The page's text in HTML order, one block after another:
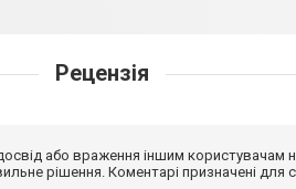
Рецензія
або враження іншим
рішення. Коментарі призначені для